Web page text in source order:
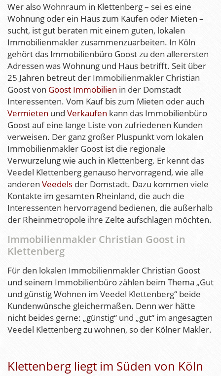
Wer also Wohnraum in Klettenberg – sei es eine
Wohnung oder ein Haus zum Kaufen oder Mieten –
sucht, ist gut beraten mit einem guten, lokalen
Immobilienmakler zusammenzuarbeiten. In Köln
gehört das Immobilienbüro Goost zu den allerersten
Adressen was Wohnung und Haus betrifft. Seit über
25 Jahren betreut der Immobilienmakler Christian
Goost von Goost Immobilien in der Domstadt
Interessenten. Vom Kauf bis zum Mieten oder auch
Vermieten und Verkaufen kann das Immobilienbüro
Goost auf eine lange Liste von zufriedenen Kunden
verweisen. Der ganz großer Pluspunkt vom lokalen
Immobilienmakler Goost ist die regionale
Verwurzelung wie auch in Klettenberg. Er kennt das
Veedel Klettenberg genauso hervorragend, wie alle
anderen Veedels der Domstadt. Dazu kommen viele
Kontakte im gesamten Rheinland, die auch die
Interessenten hervorragend bedienen, die außerhalb
der Rheinmetropole ihre Zelte aufschlagen möchten.
Immobilienmakler Christian Goost in
Klettenberg
Für den lokalen Immobilienmakler Christian Goost
und seinem Immobilienbüro zählen beim Thema „Gut
und günstig Wohnen im Veedel Klettenberg“ beide
Kundenwünsche gleichermaßen. Denn wer hätte
nicht beides gerne: „günstig“ und „gut“ im angesagten
Veedel Klettenberg zu wohnen, so der Kölner Makler.
Klettenberg liegt im Süden von Köln